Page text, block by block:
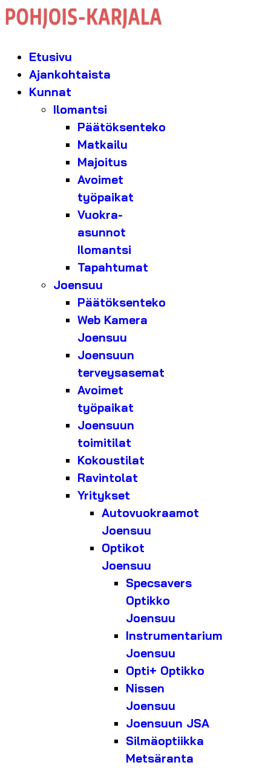
Etusivu
Ajankohtaista
Kunnat
Ilomantsi
Päätöksenteko
Matkailu
Majoitus
Avoimet
työpaikat
Vuokra-
asunnot
Ilomantsi
Tapahtumat
Joensuu
Päätöksenteko
Web Kamera
Joensuu
Joensuun
terveysasemat
Avoimet
työpaikat
Joensuun
toimitilat
Kokoustilat
Ravintolat
Yritykset
Autovuokraamot
Joensuu
Optikot
Joensuu
Specsavers
Optikko
Joensuu
Instrumentarium
Joensuu
Opti+ Optikko
Nissen
Joensuu
Joensuun JSA
Silmäoptiikka
Metsäranta